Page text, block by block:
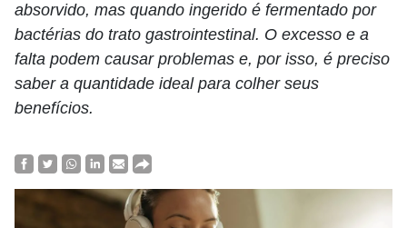
absorvido, mas quando ingerido é fermentado por
bactérias do trato gastrointestinal. O excesso e a
falta podem causar problemas e, por isso, é preciso
saber a quantidade ideal para colher seus
benefícios.